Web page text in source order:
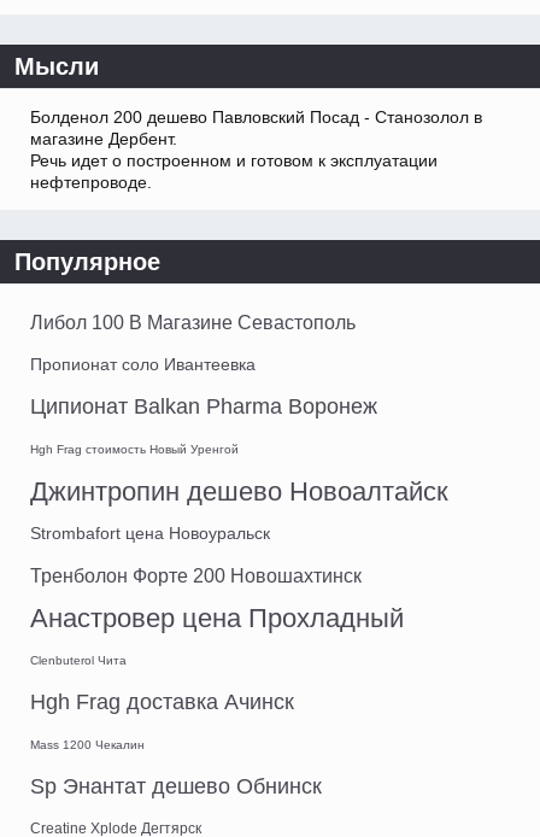
Мысли
Болденол 200 дешево Павловский Посад - Станозолол в
магазине Дербент.
Речь идет о построенном и готовом к эксплуатации
нефтепроводе.
Популярное
Либол 100 В Магазине Севастополь
Пропионат соло Ивантеевка
Ципионат Balkan Pharma Воронеж
Hgh Frag стоимость Новый Уренгой
Джинтропин дешево Новоалтайск
Strombafort цена Новоуральск
Тренболон Форте 200 Новошахтинск
Анастровер цена Прохладный
Clenbuterol Чита
Hgh Frag доставка Ачинск
Mass 1200 Чекалин
Sp Энантат дешево Обнинск
Creatine Xplode Дегтярск